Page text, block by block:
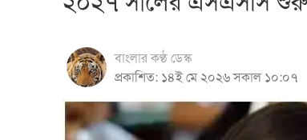
বাংলার কণ্ঠ ডেস্ক
প্রকাশিত: ১৪ই মে ২০২৬ সকাল ১০:০৭